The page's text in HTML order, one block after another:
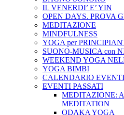
IL VENERDI’ E’ YIN
OPEN DAYS. PROVA
MEDITAZIONE
MINDFULNESS
YOGA per
SUONO-MUSICA con
WEEKEND YOGA
YOGA BIMBI
CALENDARIO EVENTI
EVENTI PASSATI
MEDITAZIONE:
MEDITATION
ODAKA YOGA